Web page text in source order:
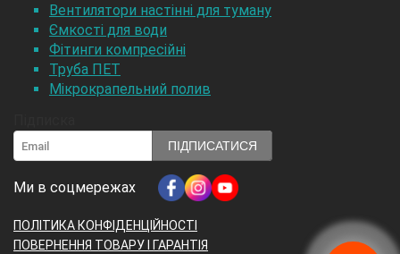
Вентилятори настінні для туману
Ємкості для води
Фітинги компресійні
Труба ПЕТ
Мікрокрапельний полив
ПІДПИСАТИСЯ
Ми в соцмережах
ПОЛІТИКА КОНФІДЕНЦІЙНОСТІ
ПОВЕРНЕННЯ ТОВАРУ І ГАРАНТІЯ